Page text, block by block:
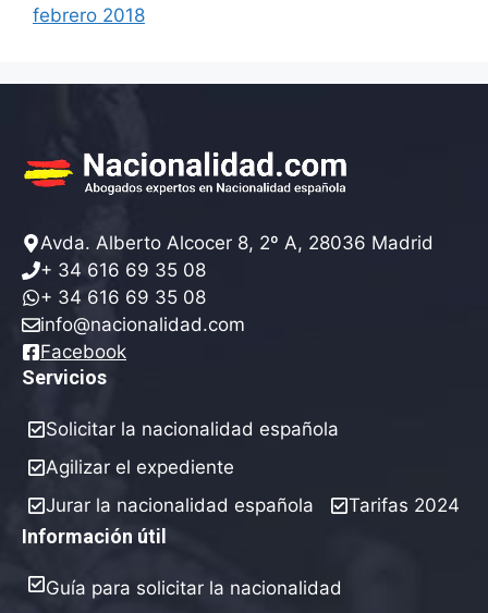
febrero 2018
Avda. Alberto Alcocer 8, 2º A, 28036 Madrid
+ 34 616 69 35 08
+ 34 616 69 35 08
info@nacionalidad.com
Facebook
Servicios
Solicitar la nacionalidad española
Agilizar el expediente
Jurar la nacionalidad española
Tarifas 2024
Información útil
Guía para solicitar la nacionalidad